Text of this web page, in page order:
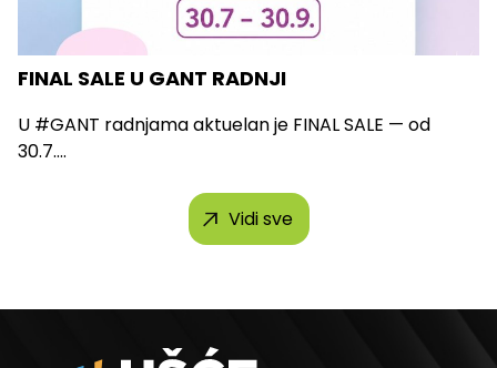
FINAL SALE U GANT RADNJI
U #GANT radnjama aktuelan je FINAL SALE — od
30.7....
Vidi sve